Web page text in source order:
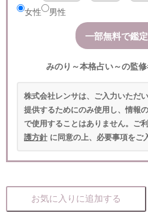
女性
男性
みのり～本格占い～の監
株式会社レンサは、ご入力いただ
提供するためにのみ使用し、情報
で使用することはありません。ご
護方針 に同意の上、必要事項をご
お気に入りに追加する